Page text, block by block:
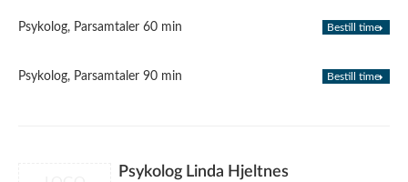
Psykolog, Parsamtaler 60 min Bestill time
Psykolog, Parsamtaler 90 min Bestill time
Psykolog Linda Hjeltnes